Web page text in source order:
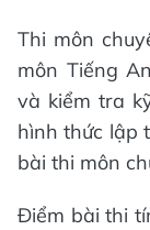
Thi môn
môn Tiếng
và kiểm tra
hình thức lập
bài thi môn
Điểm bài thi